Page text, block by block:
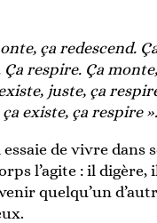
ça redescend.
respire. Ça
juste, ça
existe, ça respire ».
de vivre dans
l’agite : il digère,
quelqu’un